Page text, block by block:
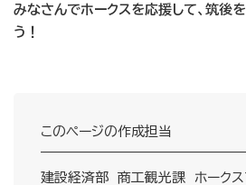
みなさんでホークスを応援して、筑後
う！
このページの作成担当
建設経済部 商工観光課 ホークス